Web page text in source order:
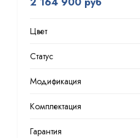
Цвет
Статус
Модификация
Комплектация
Гарантия